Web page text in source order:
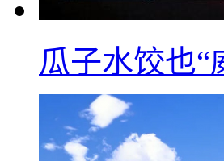
瓜子水饺也“